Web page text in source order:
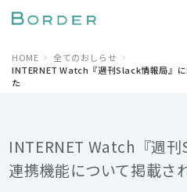
HOME
全てのおしらせ
INTERNET Watch『週刊Slack情報局』
た
INTERNET Watch『週
連携機能について掲載さ